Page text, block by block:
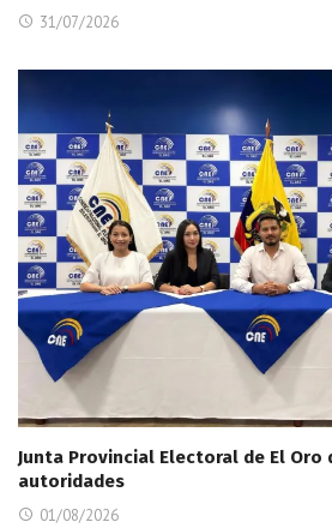
31/07/2026
Junta Provincial Electoral de El Oro
autoridades
01/08/2026